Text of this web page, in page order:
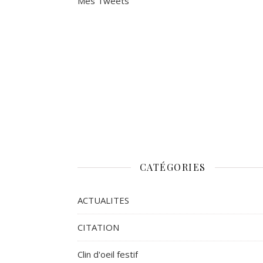
CATÉGORIES
ACTUALITES
CITATION
Clin d'oeil festif